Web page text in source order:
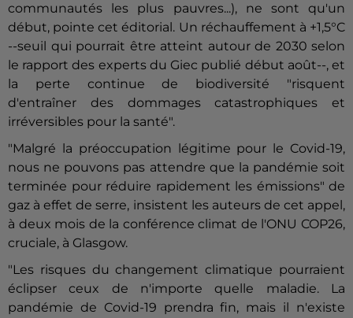
communautés les plus pauvres...), ne sont qu'un
début, pointe cet éditorial. Un réchauffement à +1,5°C
--seuil qui pourrait être atteint autour de 2030 selon
le rapport des experts du Giec publié début août--, et
la perte continue de biodiversité "risquent
d'entraîner des dommages catastrophiques et
irréversibles pour la santé".
"Malgré la préoccupation légitime pour le Covid-19,
nous ne pouvons pas attendre que la pandémie soit
terminée pour réduire rapidement les émissions" de
gaz à effet de serre, insistent les auteurs de cet appel,
à deux mois de la conférence climat de l'ONU COP26,
cruciale, à Glasgow.
"Les risques du changement climatique pourraient
éclipser ceux de n'importe quelle maladie. La
pandémie de Covid-19 prendra fin, mais il n'existe